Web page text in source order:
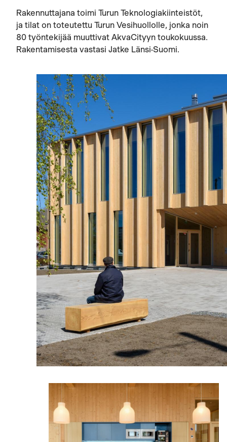
Rakennuttajana toimi Turun Teknologiakiinteistöt,
ja tilat on toteutettu Turun Vesihuollolle, jonka noin
80 työntekijää muuttivat AkvaCityyn toukokuussa.
Rakentamisesta vastasi Jatke Länsi-Suomi.